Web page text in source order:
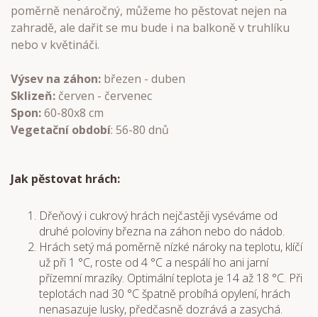
poměrně nenáročný, můžeme ho pěstovat nejen na
zahradě, ale dařit se mu bude i na balkoně v truhlíku
nebo v květináči.
Výsev na záhon: březen - duben
Sklizeň: červen - červenec
Spon:60-80x8 cm
Vegetační období: 56-80 dnů
Jak pěstovat hrách:
Dřeňový i cukrový hrách nejčastěji vyséváme od
druhé poloviny března na záhon nebo do nádob.
Hrách setý má poměrně nízké nároky na teplotu, klíčí
už při 1 °C, roste od 4 °C a nespálí ho ani jarní
přízemní mrazíky. Optimální teplota je 14 až 18 °C. Při
teplotách nad 30 °C špatně probíhá opylení, hrách
nenasazuje lusky, předčasně dozrává a zasychá.